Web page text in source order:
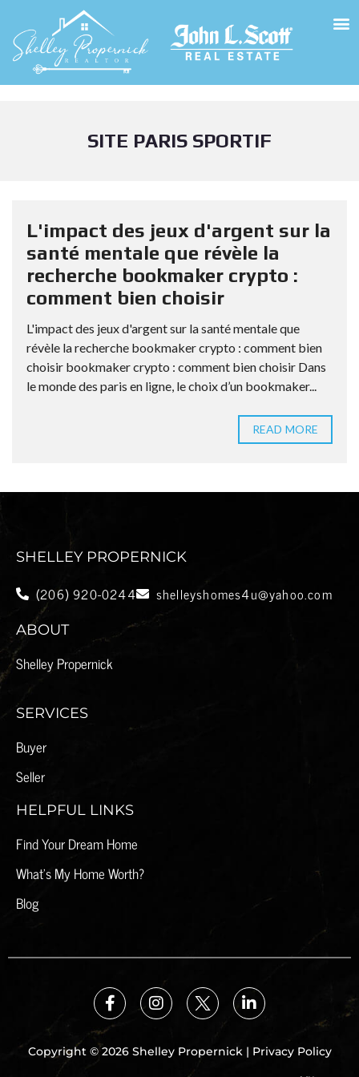
SITE PARIS SPORTIF
L'impact des jeux d'argent sur la
santé mentale que révèle la
recherche bookmaker crypto :
comment bien choisir
L'impact des jeux d'argent sur la santé mentale que
révèle la recherche bookmaker crypto : comment bien
choisir bookmaker crypto : comment bien choisir Dans
le monde des paris en ligne, le choix d’un bookmaker...
READ MORE
SHELLEY PROPERNICK
(206) 920-0244 shelleyshomes4u@yahoo.com
ABOUT
Shelley Propernick
SERVICES
Buyer
Seller
HELPFUL LINKS
Find Your Dream Home
What's My Home Worth?
Blog
Copyright © 2026 Shelley Propernick | Privacy Policy